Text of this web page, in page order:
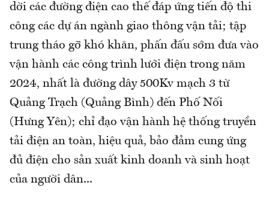
dời các đường điện cao thế đáp ứng tiến độ thi
công các dự án ngành giao thông vận tải; tập
trung tháo gỡ khó khăn, phấn đấu sớm đưa vào
vận hành các công trình lưới điện trong năm
2024, nhất là đường dây 500Kv mạch 3 từ
Quảng Trạch (Quảng Bình) đến Phố Nối
(Hưng Yên); chỉ đạo vận hành hệ thống truyền
tải điện an toàn, hiệu quả, bảo đảm cung ứng
đủ điện cho sản xuất kinh doanh và sinh hoạt
của người dân...